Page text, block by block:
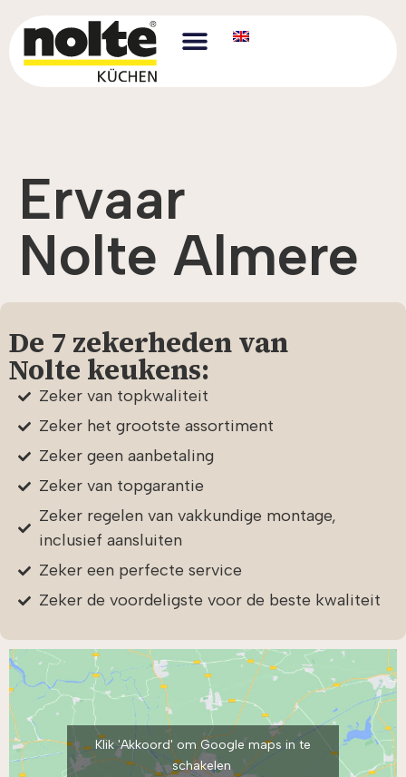
Ervaar
Nolte Almere
De 7 zekerheden van
Nolte keukens:
Zeker van topkwaliteit
Zeker het grootste assortiment
Zeker geen aanbetaling
Zeker van topgarantie
Zeker regelen van vakkundige montage,
inclusief aansluiten
Zeker een perfecte service
Zeker de voordeligste voor de beste kwaliteit
Klik 'Akkoord' om Google maps in te
schakelen